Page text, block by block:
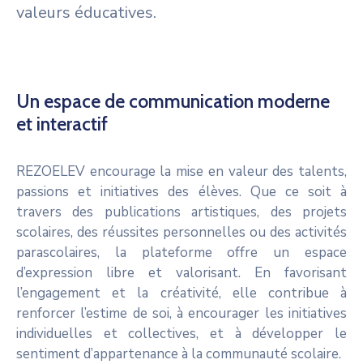
valeurs éducatives.
Un espace de communication moderne
et interactif
REZOELEV encourage la mise en valeur des talents,
passions et initiatives des élèves. Que ce soit à
travers des publications artistiques, des projets
scolaires, des réussites personnelles ou des activités
parascolaires, la plateforme offre un espace
d’expression libre et valorisant. En favorisant
l’engagement et la créativité, elle contribue à
renforcer l’estime de soi, à encourager les initiatives
individuelles et collectives, et à développer le
sentiment d’appartenance à la communauté scolaire.